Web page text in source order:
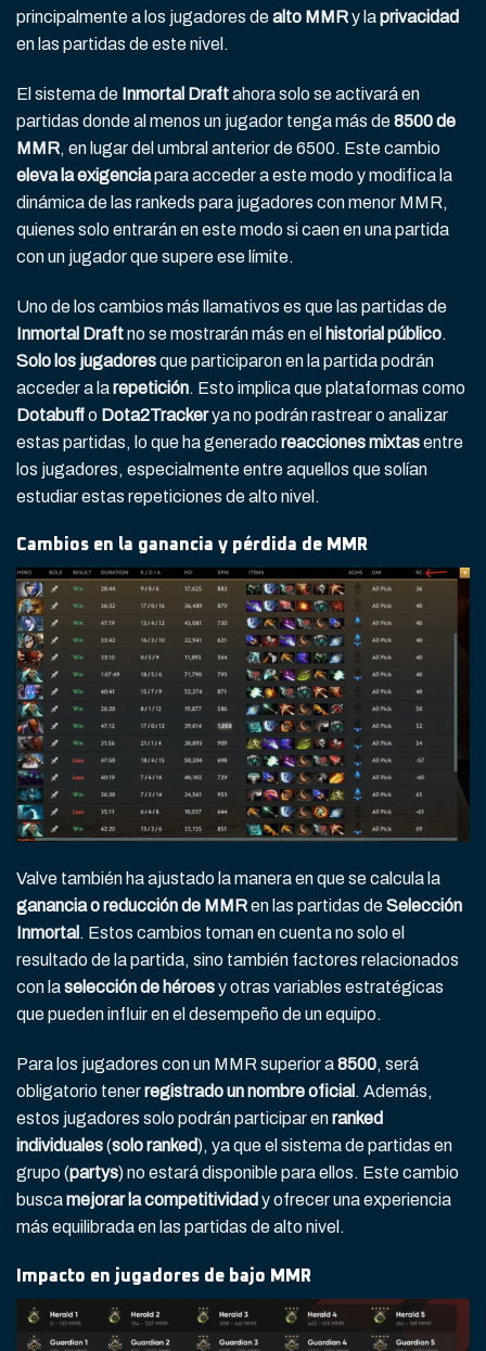
principalmente a los jugadores dealto MMRy laprivacidad
en las partidas de este nivel.
El sistema de Inmortal Draftahora solo se activará en
partidas donde al menos un jugador tenga más de8500 de
MMR, en lugar del umbral anterior de 6500. Este cambio
eleva la exigenciapara acceder a este modo y modifica la
dinámica de las rankeds para jugadores con menor MMR,
quienes solo entrarán en este modo si caen en una partida
con un jugador que supere ese límite.
Uno de los cambios más llamativos es que las partidas de
Inmortal Draftno se mostrarán más en el historial público.
Solo los jugadoresque participaron en la partida podrán
acceder a larepetición. Esto implica que plataformas como
Dotabuffo Dota2Trackerya no podrán rastrear o analizar
estas partidas, lo que ha generadoreacciones mixtasentre
los jugadores, especialmente entre aquellos que solían
estudiar estas repeticiones de alto nivel.
Cambios en la ganancia y pérdida de MMR
Valve también ha ajustado la manera en que se calcula la
ganancia o reducción de MMRen las partidas deSelección
Inmortal . Estos cambios toman en cuenta no solo el
resultado de la partida, sino también factores relacionados
con laselección de héroesy otras variables estratégicas
que pueden influir en el desempeño de un equipo.
Para los jugadores con un MMR superior a8500, será
obligatorio tenerregistrado un nombre oficial . Además,
estos jugadores solo podrán participar enranked
individuales(solo ranked), ya que el sistema de partidas en
grupo (partys) no estará disponible para ellos. Este cambio
buscamejorar la competitividad y ofrecer una experiencia
más equilibrada en las partidas de alto nivel.
Impacto en jugadores de bajo MMR